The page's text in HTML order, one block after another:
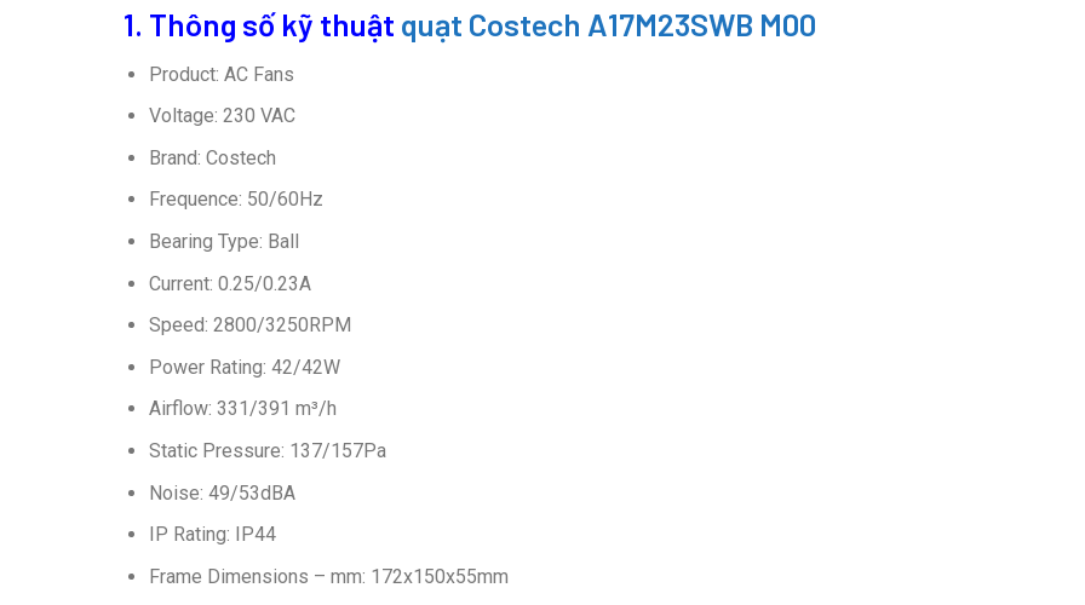
1. Thông số kỹ thuật quạt Costech A17M23SWB M00
Product: AC Fans
Voltage: 230 VAC
Brand: Costech
Frequence: 50/60Hz
Bearing Type: Ball
Current: 0.25/0.23A
Speed: 2800/3250RPM
Power Rating: 42/42W
Airflow: 331/391 m³/h
Static Pressure: 137/157Pa
Noise: 49/53dBA
IP Rating: IP44
Frame Dimensions – mm: 172x150x55mm